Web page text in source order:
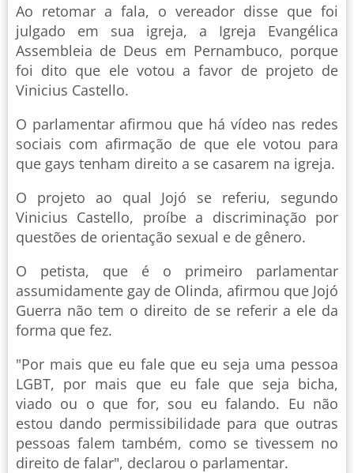
Ao retomar a fala, o vereador disse que foi
julgado em sua igreja, a Igreja Evangélica
Assembleia de Deus em Pernambuco, porque
foi dito que ele votou a favor de projeto de
Vinicius Castello.
O parlamentar afirmou que há vídeo nas redes
sociais com afirmação de que ele votou para
que gays tenham direito a se casarem na igreja.
O projeto ao qual Jojó se referiu, segundo
Vinicius Castello, proíbe a discriminação por
questões de orientação sexual e de gênero.
O petista, que é o primeiro parlamentar
assumidamente gay de Olinda, afirmou que Jojó
Guerra não tem o direito de se referir a ele da
forma que fez.
"Por mais que eu fale que eu seja uma pessoa
LGBT, por mais que eu fale que seja bicha,
viado ou o que for, sou eu falando. Eu não
estou dando permissibilidade para que outras
pessoas falem também, como se tivessem no
direito de falar", declarou o parlamentar.